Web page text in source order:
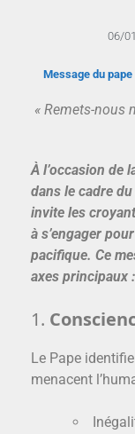
06/
Message du
« Remets-nous
À l’occasion de
dans le cadre
invite les
à s’engager
pacifique. Ce
axes principaux :
1.
Le Pape
menacent